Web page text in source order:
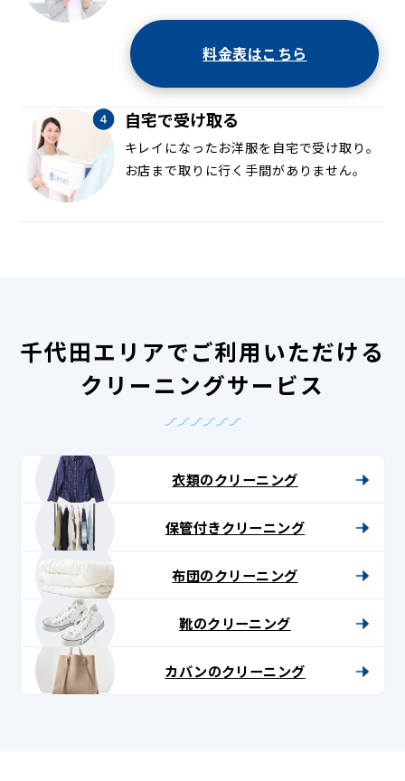
料金表はこちら
自宅で受け取る
キレイになったお洋服を自宅で受け取り。
お店まで取りに行く手間がありません。
千代田エリアでご利用いただける
クリーニングサービス
衣類のクリーニング
保管付きクリーニング
布団のクリーニング
靴のクリーニング
カバンのクリーニング